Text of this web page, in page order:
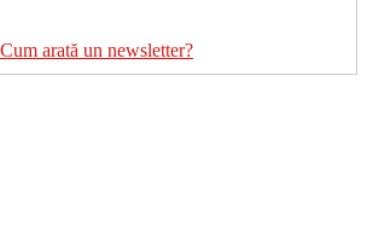
Cum arată un newsletter?